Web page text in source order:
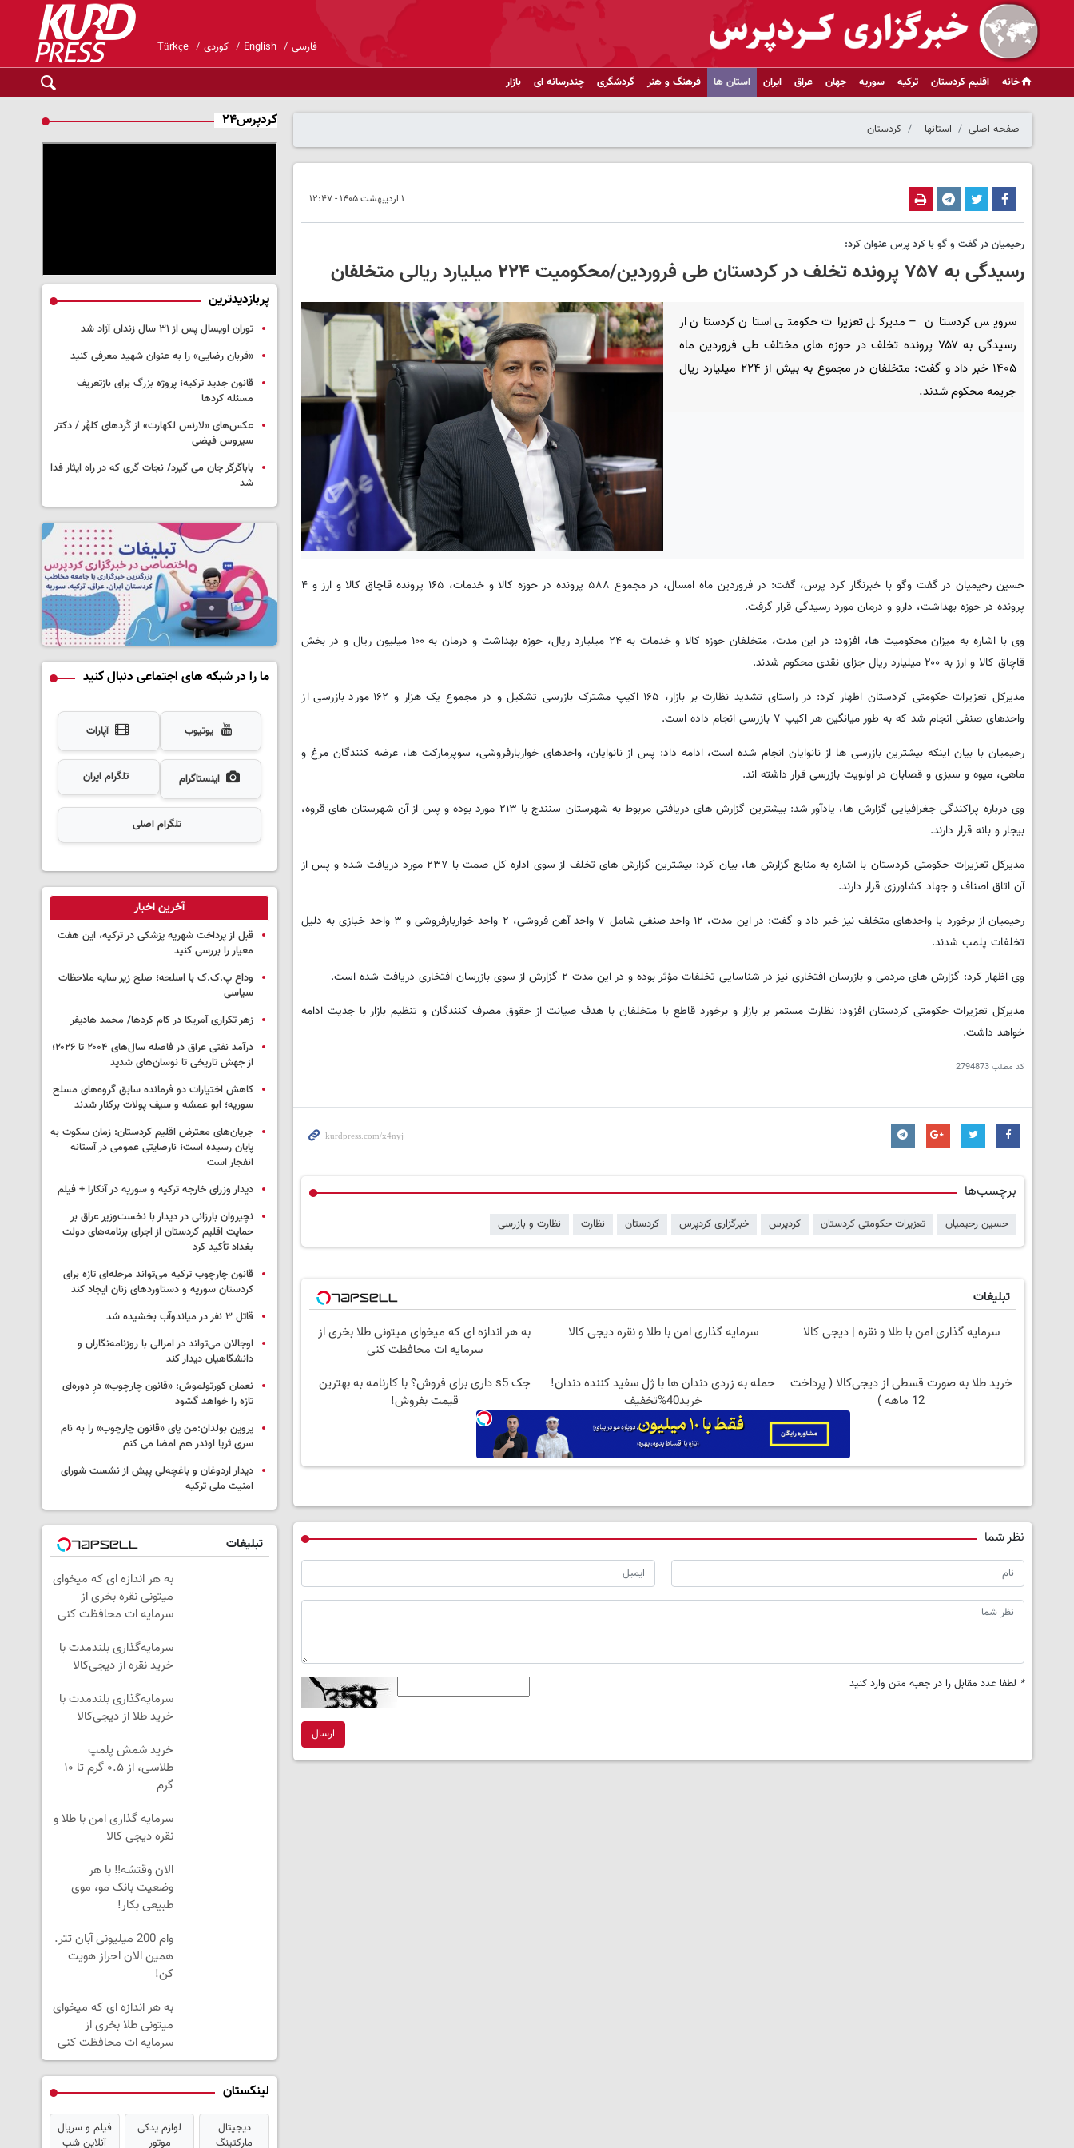
فارسی English کوردی Türkçe
خانه اقلیم کردستان ترکیه سوریه جهان عراق ایران استان ها فرهنگ و هنر گردشگری چندرسانه ای بازار
صفحه اصلی استانها کردستان
۱ اردیبهشت ۱۴۰۵ - ۱۲:۴۷
رحیمیان در گفت و گو با کرد پرس عنوان کرد:
رسیدگی به ۷۵۷ پرونده تخلف در کردستان طی فروردین/محکومیت ۲۲۴ میلیارد ریالی متخلفان
سرویس کردستان – مدیرکل تعزیرات حکومتی استان کردستان از
رسیدگی به ۷۵۷ پرونده تخلف در حوزه های مختلف طی فروردین ماه
۱۴۰۵ خبر داد و گفت: متخلفان در مجموع به بیش از ۲۲۴ میلیارد ریال
جریمه محکوم شدند.
حسین رحیمیان در گفت وگو با خبرنگار کرد پرس، گفت: در فروردین ماه امسال، در مجموع ۵۸۸ پرونده در حوزه کالا و خدمات، ۱۶۵ پرونده قاچاق کالا و ارز و ۴
پرونده در حوزه بهداشت، دارو و درمان مورد رسیدگی قرار گرفت.
وی با اشاره به میزان محکومیت ها، افزود: در این مدت، متخلفان حوزه کالا و خدمات به ۲۴ میلیارد ریال، حوزه بهداشت و درمان به ۱۰۰ میلیون ریال و در بخش
قاچاق کالا و ارز به ۲۰۰ میلیارد ریال جزای نقدی محکوم شدند.
مدیرکل تعزیرات حکومتی کردستان اظهار کرد: در راستای تشدید نظارت بر بازار، ۱۶۵ اکیپ مشترک بازرسی تشکیل و در مجموع یک هزار و ۱۶۲ مورد بازرسی از
واحدهای صنفی انجام شد که به طور میانگین هر اکیپ ۷ بازرسی انجام داده است.
رحیمیان با بیان اینکه بیشترین بازرسی ها از نانوایان انجام شده است، ادامه داد: پس از نانوایان، واحدهای خواربارفروشی، سوپرمارکت ها، عرضه کنندگان مرغ و
ماهی، میوه و سبزی و قصابان در اولویت بازرسی قرار داشته اند.
وی درباره پراکندگی جغرافیایی گزارش ها، یادآور شد: بیشترین گزارش های دریافتی مربوط به شهرستان سنندج با ۲۱۳ مورد بوده و پس از آن شهرستان های قروه،
بیجار و بانه قرار دارند.
مدیرکل تعزیرات حکومتی کردستان با اشاره به منابع گزارش ها، بیان کرد: بیشترین گزارش های تخلف از سوی اداره کل صمت با ۲۳۷ مورد دریافت شده و پس از
آن اتاق اصناف و جهاد کشاورزی قرار دارند.
رحیمیان از برخورد با واحدهای متخلف نیز خبر داد و گفت: در این مدت، ۱۲ واحد صنفی شامل ۷ واحد آهن فروشی، ۲ واحد خواربارفروشی و ۳ واحد خبازی به دلیل
تخلفات پلمب شدند.
وی اظهار کرد: گزارش های مردمی و بازرسان افتخاری نیز در شناسایی تخلفات مؤثر بوده و در این مدت ۲ گزارش از سوی بازرسان افتخاری دریافت شده است.
مدیرکل تعزیرات حکومتی کردستان افزود: نظارت مستمر بر بازار و برخورد قاطع با متخلفان با هدف صیانت از حقوق مصرف کنندگان و تنظیم بازار با جدیت ادامه
خواهد داشت.
کد مطلب2794873
برچسب‌ها
حسین رحیمیان تعزیرات حکومتی کردستان کردپرس خبرگزاری کردپرس کردستان نظارت نظارت و بازرسی
تبلیغات
سرمایه گذاری امن با طلا و نقره | دیجی کالا
سرمایه گذاری امن با طلا و نقره دیجی کالا
به هر اندازه ای که میخوای میتونی طلا بخری از
سرمایه ات محافظت کنی
خرید طلا به صورت قسطی از دیجی‌کالا ( پرداخت
12 ماهه )
حمله به زردی دندان ها با ژل سفید کننده دندان!
خرید40%تخفیف
جک s5 داری برای فروش؟ با کارنامه به بهترین
قیمت بفروش!
نظر شما
* لطفا عدد مقابل را در جعبه متن وارد کنید
ارسال
کردپرس۲۴
پربازدیدترین
توران اویسال پس از ۳۱ سال زندان آزاد شد
«قربان رضایی» را به عنوان شهید معرفی کنید
قانون جدید ترکیه؛ پروژه بزرگ‌ برای بازتعریف
مسئله کردها
عکس‌های «لارنس لکهارت» از کُردهای کلهُر / دکتر
سیروس فیضی
باباگرگر جان می گیرد/ نجات گری که در راه ایثار فدا
شد
ما را در شبکه های اجتماعی دنبال کنید
یوتیوب آپارات
اینستاگرام تلگرام ایران
تلگرام اصلی
آخرین اخبار
قبل از پرداخت شهریه پزشکی در ترکیه، این هفت
معیار را بررسی کنید
وداع پ.ک.ک با اسلحه؛ صلح زیر سایه ملاحظات
سیاسی
زهر تکراری آمریکا در کام کردها/ محمد هادیفر
درآمد نفتی عراق در فاصله سال‌های ۲۰۰۴ تا ۲۰۲۶؛
از جهش تاریخی تا نوسان‌های شدید
کاهش اختیارات دو فرمانده سابق گروه‌های مسلح
سوریه؛ ابو عمشه و سیف پولات برکنار شدند
جریان‌های معترض اقلیم کردستان: زمان سکوت به
پایان رسیده است؛ نارضایتی عمومی در آستانه
انفجار است
دیدار وزرای خارجه ترکیه و سوریه در آنکارا + فیلم
نچیروان بارزانی در دیدار با نخست‌وزیر عراق بر
حمایت اقلیم کردستان از اجرای برنامه‌های دولت
بغداد تأکید کرد
قانون چارچوب ترکیه می‌تواند مرحله‌ای تازه برای
کردستان سوریه و دستاوردهای زنان ایجاد کند
قاتل ٣ نفر در میاندوآب بخشیده شد
اوجالان می‌تواند در امرالی با روزنامه‌نگاران و
دانشگاهیان دیدار کند
نعمان کورتولموش: «قانون چارچوب» درِ دوره‌ای
تازه را خواهد گشود
پروین بولدان:من پای «قانون چارچوب» را به نام
سری ثریا اوندر هم امضا می کنم
دیدار اردوغان و باغچه‌لی پیش از نشست شورای
امنیت ملی ترکیه
تبلیغات
به هر اندازه ای که میخوای
میتونی نقره بخری از
سرمایه ات محافظت کنی
سرمایه‌گذاری بلندمدت با
خرید نقره از دیجی‌کالا
سرمایه‌گذاری بلندمدت با
خرید طلا از دیجی‌کالا
خرید شمش پلمپ
طلاسی، از ۰.۵ گرم تا ۱۰
گرم
سرمایه گذاری امن با طلا و
نقره دیجی کالا
الان وقتشه‼️ با هر
وضعیت بانک مو، موی
طبیعی بکار!
وام 200 میلیونی آبان تتر.
همین الان احراز هویت
کن!
به هر اندازه ای که میخوای
میتونی طلا بخری از
سرمایه ات محافظت کنی
لینکستان
دیجیتال
مارکتینگ
لوازم یدکی
موتور
فیلم و سریال
آنلاین شب